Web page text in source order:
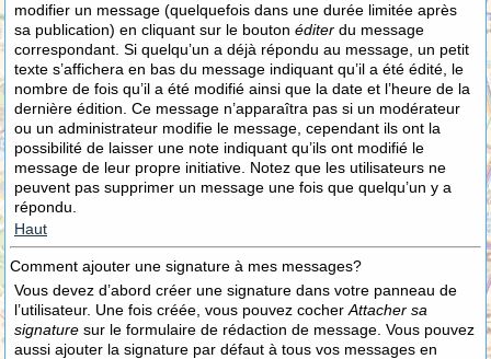
modifier un message (quelquefois dans une durée limitée après
sa publication) en cliquant sur le bouton éditer du message
correspondant. Si quelqu’un a déjà répondu au message, un petit
texte s’affichera en bas du message indiquant qu’il a été édité, le
nombre de fois qu’il a été modifié ainsi que la date et l’heure de la
dernière édition. Ce message n’apparaîtra pas si un modérateur
ou un administrateur modifie le message, cependant ils ont la
possibilité de laisser une note indiquant qu’ils ont modifié le
message de leur propre initiative. Notez que les utilisateurs ne
peuvent pas supprimer un message une fois que quelqu’un y a
répondu.
Haut
Comment ajouter une signature à mes messages?
Vous devez d’abord créer une signature dans votre panneau de
l’utilisateur. Une fois créée, vous pouvez cocher Attacher sa
signature sur le formulaire de rédaction de message. Vous pouvez
aussi ajouter la signature par défaut à tous vos messages en